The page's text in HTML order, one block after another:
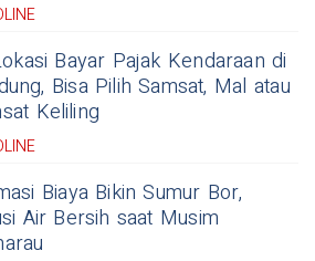
Bayar Pajak Kendaraan di
Bisa Pilih Samsat, Mal atau
Keliling
Biaya Bikin Sumur Bor,
Air Bersih saat Musim